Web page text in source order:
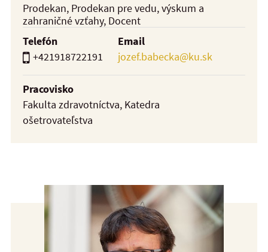
Prodekan, Prodekan pre vedu, výskum a
zahraničné vzťahy, Docent
Telefón
+421918722191
Email
jozef.babecka@ku.sk
Pracovisko
Fakulta zdravotníctva, Katedra
ošetrovateľstva